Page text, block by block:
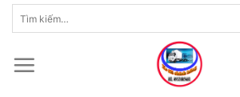
Skip
kiếm: